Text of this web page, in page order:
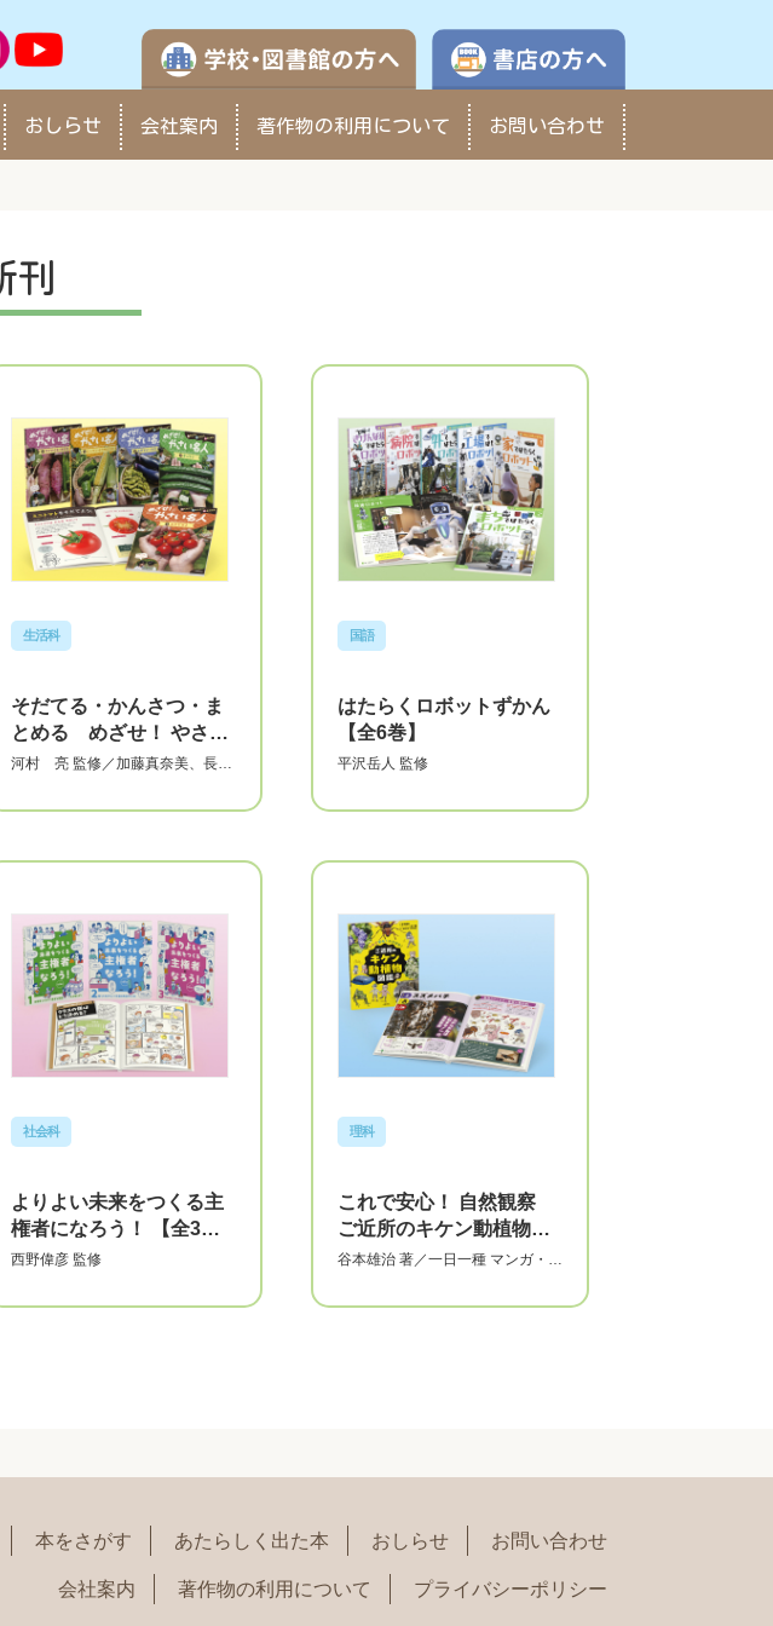
学校・図書館の方へ
おしらせ 会社案内 著作物の利用について お問い合わせ
刊
生活科
そだてる・かんさつ・ま
とめる めざせ！ やさい
名人 【全5巻】
河村 亮 監修／加藤真奈美、 長
国語
はたらくロボットずかん
【全6巻】
平沢岳人 監修
社会科
よりよい未来をつくる主
権者になろう！ 【全3
巻】
西野偉彦 監修
理科
これで安心！ 自然観察
ご近所のキケン動植物図
鑑
谷本雄治 著／一日一種 マンガ・イ
本をさがす あたらしく出た本 おしらせ お問い合わせ
会社案内 著作物の利用について プライバシーポリシー